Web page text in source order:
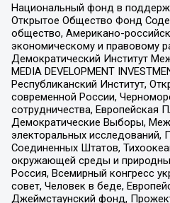
Национальный фонд в
Открытое Общество Фонд
общество, Американо-
экономическому и правовому
Демократический Институт
MEDIA DEVELOPMENT
Республиканский Институт,
современной России,
сотрудничества, Европейская
Демократические Выборы,
электоральных
Соединенных Штатов,
окружающей среды и
Россия, Всемирный конгресс
совет, Человек в беде,
Джеймстаунский фонд,